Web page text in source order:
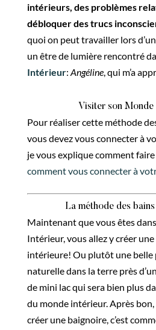
intérieurs, des problèmes
débloquer des trucs
quoi on peut travailler lors
un être de lumière rencontré
Intérieur: Angéline, qui m’a
Visiter son
Pour réaliser cette méthode
vous devez vous connecter à
je vous explique comment
comment vous connecter à
La méthode des
Maintenant que vous êtes
Intérieur, vous allez y créer
intérieure! Ou plutôt une belle
naturelle dans la terre près
de mini lac qui sera bien plus
du monde intérieur. Après
créer une baignoire, c’est